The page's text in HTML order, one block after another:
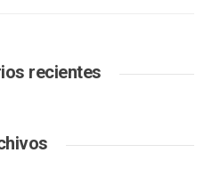
recientes